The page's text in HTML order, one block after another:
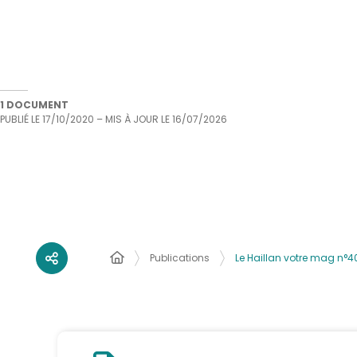
1 DOCUMENT
PUBLIÉ LE17/10/2020 – MIS À JOUR LE16/07/2026
Publications Le Haillan votre mag